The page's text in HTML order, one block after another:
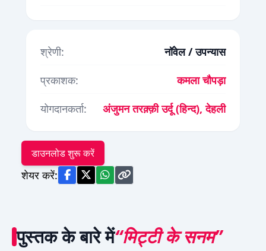
श्रेणी:
नॉवेल / उपन्यास
प्रकाशक:
कमला चौपड़ा
योगदानकर्ता:
अंजुमन तरक़्क़ी उर्दू (हिन्द), देहली
डाउनलोड शुरू करें
शेयर करें:
पुस्तक के बारे में“मिट्टी के सनम”